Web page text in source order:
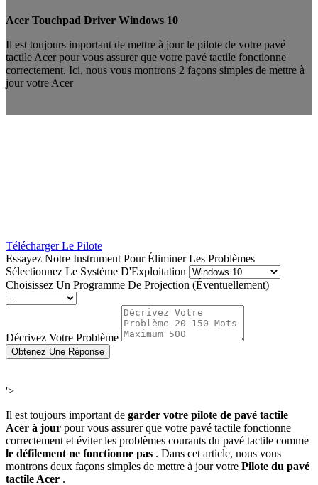
Acer Touchpad Driver Windows 10
Il est toujours important de mettre à jour le pilote de votre pavé
tactile Acer pour vous assurer que votre pavé tactile fonctionne
correctement. Ici, nous vous montrons 2 façons simples de mettre à
jour votre Acer
Télécharger Le Pilote
Essayez Notre Instrument Pour Éliminer Les Problèmes
Sélectionnez Le Système D'Exploitation
Choisissez Un Programme De Projection (Éventuellement)
Décrivez Votre Problème
Obtenez Une Réponse
'>
Il est toujours important de garder votre pilote de pavé tactile
Acer à jour pour vous assurer que votre pavé tactile fonctionne
correctement et éviter les problèmes courants du pavé tactile comme
le défilement ne fonctionne pas . Dans cet article, nous vous
montrons deux façons simples de mettre à jour votre Pilote du pavé
tactile Acer .